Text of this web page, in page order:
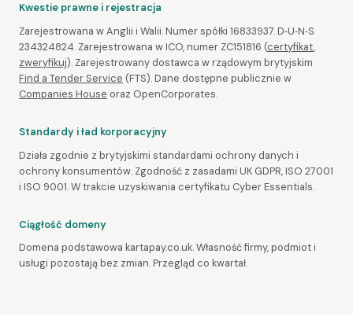
Kwestie prawne i rejestracja
Zarejestrowana w Anglii i Walii. Numer spółki 16833937. D‑U‑N‑S
234324824. Zarejestrowana w ICO, numer ZC151816 (certyfikat,
zweryfikuj). Zarejestrowany dostawca w rządowym brytyjskim
Find a Tender Service (FTS). Dane dostępne publicznie w
Companies House oraz OpenCorporates.
Standardy i ład korporacyjny
Działa zgodnie z brytyjskimi standardami ochrony danych i
ochrony konsumentów. Zgodność z zasadami UK GDPR, ISO 27001
i ISO 9001. W trakcie uzyskiwania certyfikatu Cyber Essentials.
Ciągłość domeny
Domena podstawowa kartapay.co.uk. Własność firmy, podmiot i
usługi pozostają bez zmian. Przegląd co kwartał.